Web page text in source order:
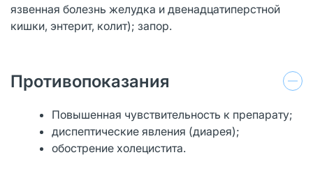
язвенная болезнь желудка и двенадцатиперстной
кишки, энтерит, колит); запор.
Противопоказания
Повышенная чувствительность к препарату;
диспептические явления (диарея);
обострение холецистита.